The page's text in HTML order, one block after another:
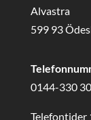
Alvastra
599 93
0144-330 30
Telefontider